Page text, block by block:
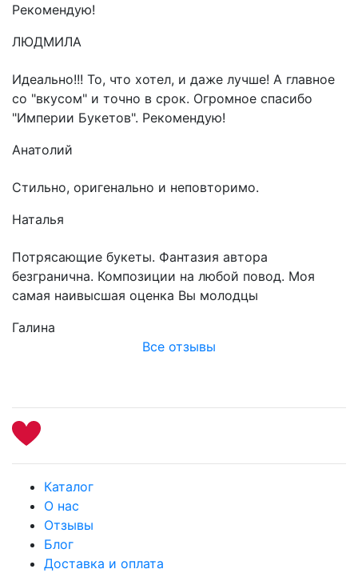
Рекомендую!
ЛЮДМИЛА
Идеально!!! То, что хотел, и даже лучше! А главное
со "вкусом" и точно в срок. Огромное спасибо
"Империи Букетов". Рекомендую!
Анатолий
Стильно, оригенально и неповторимо.
Наталья
Потрясающие букеты. Фантазия автора
безгранична. Композиции на любой повод. Моя
самая наивысшая оценка Вы молодцы
Галина
Все отзывы
Каталог
О нас
Отзывы
Блог
Доставка и оплата